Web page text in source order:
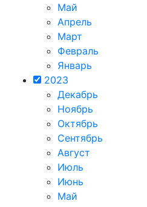
Май
Апрель
Март
Февраль
Январь
2023
Декабрь
Ноябрь
Октябрь
Сентябрь
Август
Июль
Июнь
Май